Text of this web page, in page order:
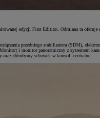
edycji First Edition. Odmiana ta
przedniego stabilizatora (SDM),
i monitor panoramiczny z systemem
chłodzony schowek w konsoli centralnej.